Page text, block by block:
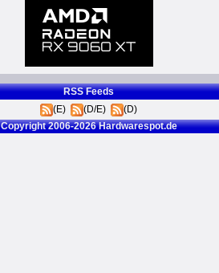
RSS Feeds
(E)
(D/E)
(D)
Copyright 2006-2026 Hardwarespot.de